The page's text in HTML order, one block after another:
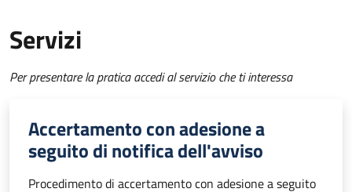
Servizi
Per presentare la pratica accedi al servizio che ti interessa
Accertamento con adesione a
seguito di notifica dell'avviso
Procedimento di accertamento con adesione a seguito